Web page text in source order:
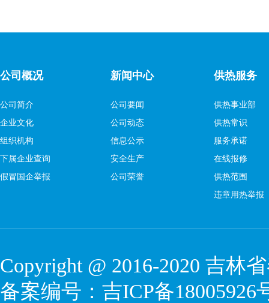
公司概况
公司简介
企业文化
组织机构
下属企业查询
假冒国企举报
新闻中心
公司要闻
公司动态
信息公示
安全生产
公司荣誉
供热服务
供热事业部
供热常识
服务承诺
在线报修
供热范围
违章用热举报
Copyright @ 2016-2020 吉林
备案编号： 吉ICP备18005926